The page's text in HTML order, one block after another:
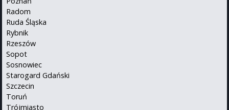
Radom
Ruda Śląska
Rybnik
Rzeszów
Sopot
Sosnowiec
Starogard Gdański
Szczecin
Toruń
Trójmiasto